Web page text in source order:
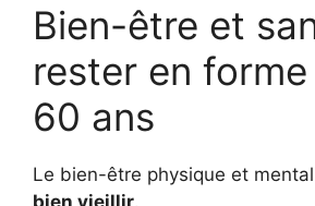
Bien-être et
rester en
60 ans
Le bien-être physique et
bien vieillir.